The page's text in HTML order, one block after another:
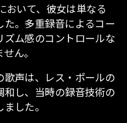
いて、彼女は単なる
た。多重録音によるコー
ズム感のコントロールな
ん。
声は、レス・ポールの
し、当時の録音技術の
した。